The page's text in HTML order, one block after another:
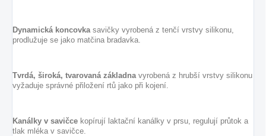
Dynamická koncovka savičky vyrobená z tenčí vrstvy silikonu,
prodlužuje se jako matčina bradavka.
Tvrdá, široká, tvarovaná základna vyrobená z hrubší vrstvy silikonu
vyžaduje správné přiložení rtů jako při kojení.
Kanálky v savičce kopírují laktační kanálky v prsu, regulují průtok a
tlak mléka v savičce.